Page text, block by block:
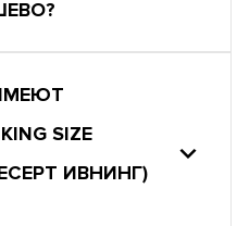
SIZE
ИВНИНГ)